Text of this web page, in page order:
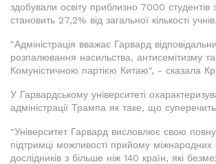
здобували освіту приблизно 7000 студентів
становить 27,2% від загальної кількості учнів.
"Адміністрація вважає Гарвард
розпалювання насильства, антисемітизму та
Комуністичною партією Китаю", - сказала
У Гарвардському університеті
адміністрації Трампа як таке, що
"Університет Гарвард висловлює свою повну
підтримці можливості прийому міжнародних
дослідників з більше ніж 140 країн, які